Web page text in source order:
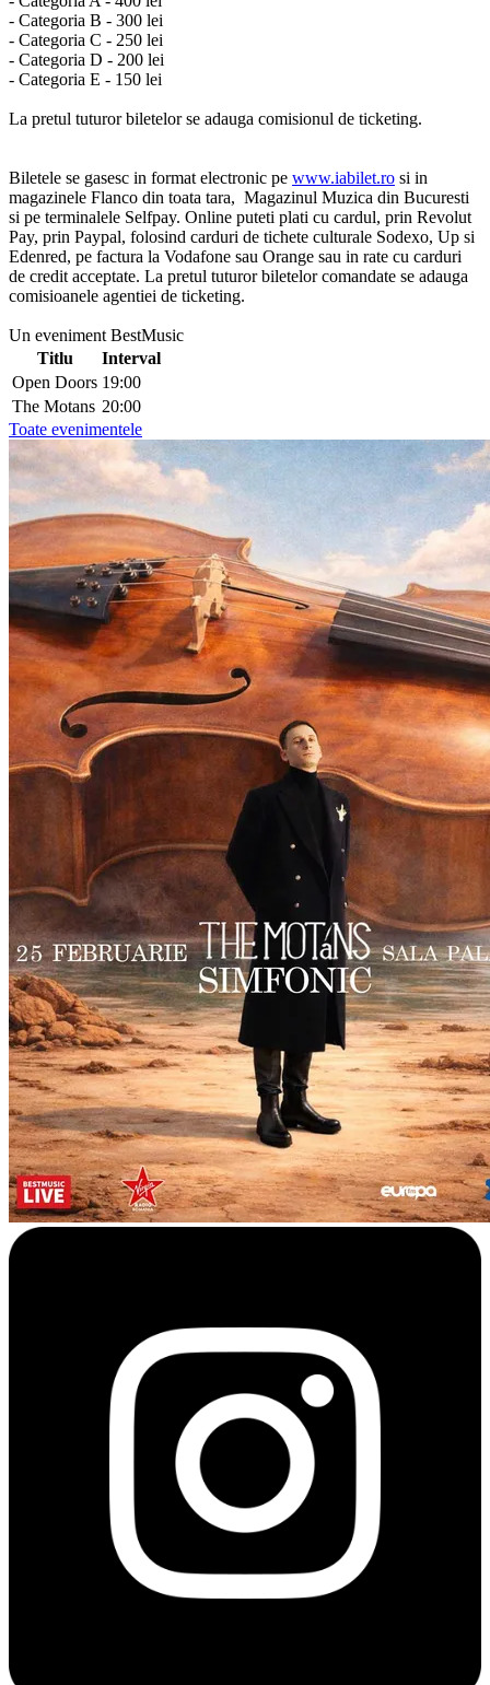
- Categoria B - 300 lei
- Categoria C - 250 lei
- Categoria D - 200 lei
- Categoria E - 150 lei
La pretul tuturor biletelor se adauga comisionul de ticketing.
Biletele se gasesc in format electronic pe www.iabilet.ro si in
magazinele Flanco din toata tara, Magazinul Muzica din Bucuresti
si pe terminalele Selfpay. Online puteti plati cu cardul, prin Revolut
Pay, prin Paypal, folosind carduri de tichete culturale Sodexo, Up si
Edenred, pe factura la Vodafone sau Orange sau in rate cu carduri
de credit acceptate. La pretul tuturor biletelor comandate se adauga
comisioanele agentiei de ticketing.
Un eveniment BestMusic
Titlu
Interval
Open Doors 19:00
The Motans 20:00
Toate evenimentele